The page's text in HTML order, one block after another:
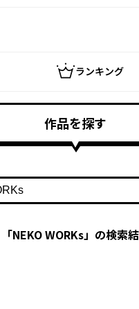
ランキング
作品を探す
探す
「NEKO WORKs」の検索